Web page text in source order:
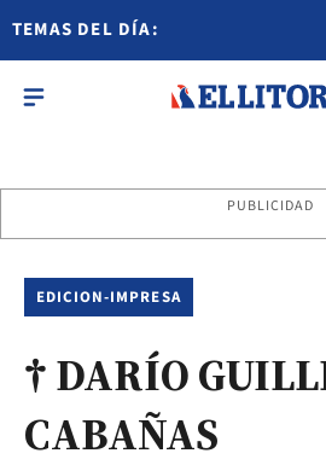
TEMAS DEL DÍA:
PUBLICIDAD
EDICION-IMPRESA
† DARÍO
CABAÑAS